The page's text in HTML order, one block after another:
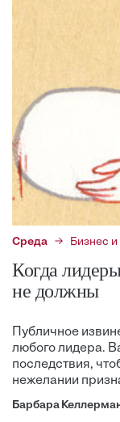
Среда Бизнес
Когда
не должны
Публичное
любого лидера.
последствия,
нежелании
Барбара